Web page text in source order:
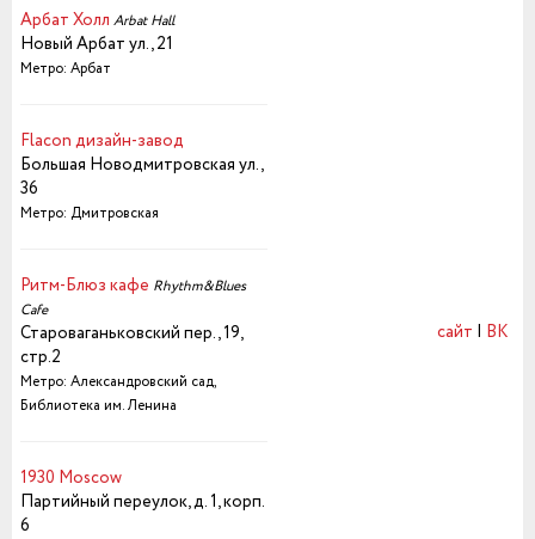
Арбат Холл Arbat Hall
Новый Арбат ул., 21
Метро: Арбат
Flacon дизайн-завод
Большая Новодмитровская ул.,
36
Метро: Дмитровская
Ритм-Блюз кафе Rhythm&Blues
Cafe
Староваганьковский пер., 19,
стр.2
Метро: Александровский сад,
Библиотека им. Ленина
сайт | ВК
1930 Moscow
Партийный переулок, д. 1, корп.
6